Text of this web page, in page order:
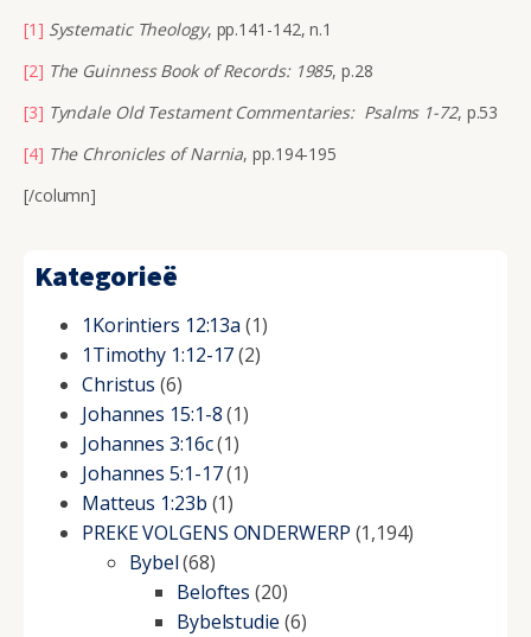
[1] Systematic Theology, pp.141-142, n.1
[2] The Guinness Book of Records: 1985, p.28
[3] Tyndale Old Testament Commentaries: Psalms 1-72, p.53
[4] The Chronicles of Narnia, pp.194-195
[/column]
Kategorieë
1Korintiers 12:13a (1)
1Timothy 1:12-17(2)
Christus (6)
Johannes 15:1-8(1)
Johannes 3:16c(1)
Johannes 5:1-17(1)
Matteus 1:23b (1)
PREKE VOLGENS ONDERWERP (1,194)
Bybel(68)
Beloftes (20)
Bybelstudie (6)